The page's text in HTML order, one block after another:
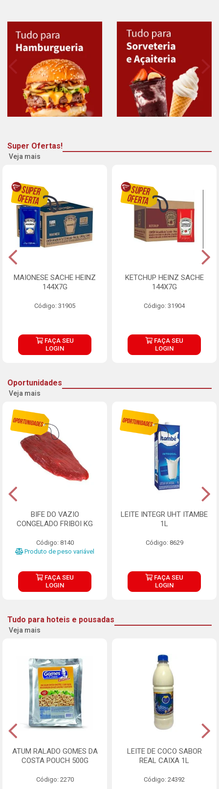
Super Ofertas!
Veja mais
MAIONESE SACHE HEINZ
144X7G
Código: 31905
FAÇA SEU
LOGIN
KETCHUP HEINZ SACHE
144X7G
Código: 31904
FAÇA SEU
LOGIN
Oportunidades
Veja mais
BIFE DO VAZIO
CONGELADO FRIBOI KG
Código: 8140
Produto de peso variável
FAÇA SEU
LOGIN
LEITE INTEGR UHT ITAMBE
1L
Código: 8629
FAÇA SEU
LOGIN
Tudo para hoteis e pousadas
Veja mais
ATUM RALADO GOMES DA
COSTA POUCH 500G
Código: 2270
LEITE DE COCO SABOR
REAL CAIXA 1L
Código: 24392